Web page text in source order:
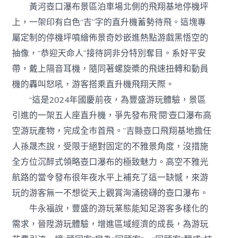
黃河壺口瀑布景區泊車場北側的飛翔基地停機坪
上，一架印有白色“吉”字的直升機蓄勢待飛。這塊專
屬定制的停機坪噴繪佈景奇妙嵌進熱點游戲黑悟空的
抽像，“恭迎天命人”接待詞非分特別奪目。系好平安
帶，戴上隔音耳機，隨同著螺旋槳的飛速扭轉和動員
機的轟叫怒吼，游客搭乘直升機飛翔天際。
“這是2024年國慶前夜，為豐盛游玩體驗，景區
引進的一架五人座直升機，爭先發布飛‘閱’壺口瀑布高
空游玩產物，完成全市首飛。”吉縣壺口飛翔基地擔任
人孫晟杰說，受限于絕對固定的不雅景角度，沒措施
全方位沉醉式領略壺口瀑布的極致魅力。高空不雅光
航路的當令發布很年夜水平上補充了這一缺憾，來游
玩的游客無一不想從天上觀賞洶涌磅礴的壺口瀑布。
牛永福說，豐盛的游玩業態能知足游客多樣化的
需求，晉陞游玩體驗，增進區域經濟的成長，為游玩